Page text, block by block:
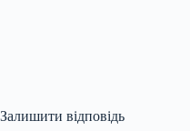
Залишити відповідь